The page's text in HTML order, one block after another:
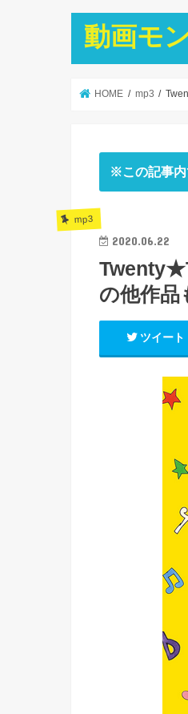
動画モ
HOME mp3
※この記事内
mp3
2020.06.22
の他作品
ツイート